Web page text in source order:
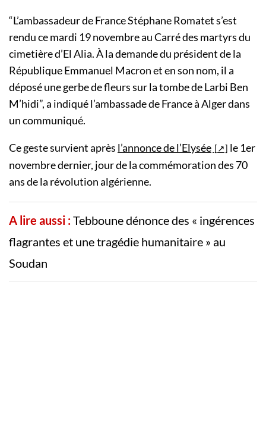
“L’ambassadeur de France Stéphane Romatet s’est
rendu ce mardi 19 novembre au Carré des martyrs du
cimetière d’El Alia. À la demande du président de la
République Emmanuel Macron et en son nom, il a
déposé une gerbe de fleurs sur la tombe de Larbi Ben
M’hidi”, a indiqué l’ambassade de France à Alger dans
un communiqué.
Ce geste survient après l’annonce de l’Elysée
le 1er
novembre dernier, jour de la commémoration des 70
ans de la révolution algérienne.
A lire aussi :Tebboune dénonce des « ingérences
flagrantes et une tragédie humanitaire » au
Soudan